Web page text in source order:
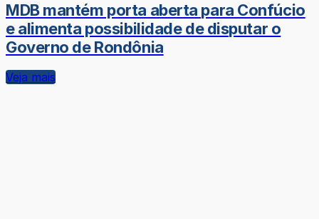
MDB mantém porta aberta para Confúcio
e alimenta possibilidade de disputar o
Governo de Rondônia
Veja mais